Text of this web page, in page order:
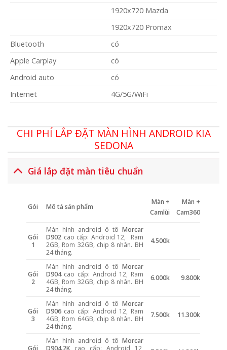
1920x720 Mazda
1920x720 Promax
Bluetooth
có
Apple Carplay
có
Android auto
có
Internet
4G/5G/WiFi
CHI PHÍ LẮP ĐẶT MÀN HÌNH ANDROID KIA
SEDONA
Giá lắp đặt màn tiêu chuẩn
Gói Mô tả sản phẩm
Màn +
Camlùi
Màn +
Cam360
Gói
1
Màn hình android ô tô Morcar
D902cao cấp: Android 12, Ram
2GB, Rom 32GB, chip 8 nhân. BH
24 tháng.
4.500k
Gói
2
Màn hình android ô tô Morcar
D904cao cấp: Android 12, Ram
4GB, Rom 32GB, chip 8 nhân. BH
24 tháng.
6.000k 9.800k
Gói
3
Màn hình android ô tô Morcar
D906cao cấp: Android 12, Ram
4GB, Rom 64GB, chip 8 nhân. BH
24 tháng.
7.500k 11.300k
Gói
Màn hình android ô tô Morcar
D904.2Kcao cấp: Android 12,